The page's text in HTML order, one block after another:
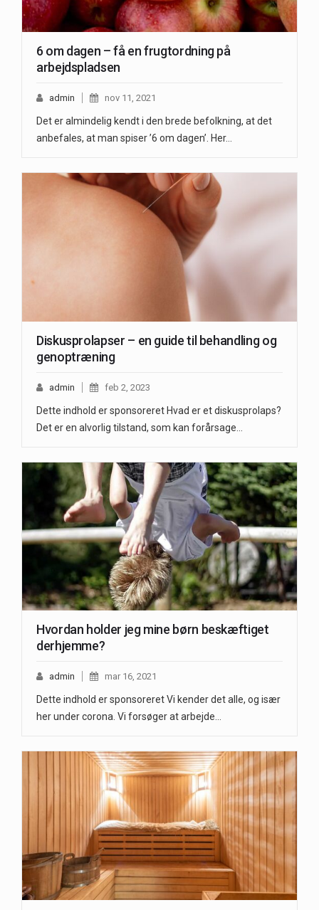
6 om dagen – få en frugtordning på
arbejdspladsen
admin nov 11, 2021
Det er almindelig kendt i den brede befolkning, at det
anbefales, at man spiser ’6 om dagen’. Her…
Diskusprolapser – en guide til behandling og
genoptræning
admin feb 2, 2023
Dette indhold er sponsoreret Hvad er et diskusprolaps?
Det er en alvorlig tilstand, som kan forårsage…
Hvordan holder jeg mine børn beskæftiget
derhjemme?
admin mar 16, 2021
Dette indhold er sponsoreret Vi kender det alle, og især
her under corona. Vi forsøger at arbejde…